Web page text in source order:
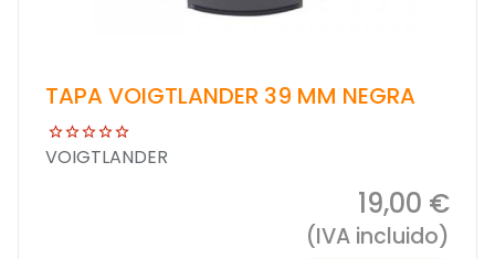
TAPA VOIGTLANDER 39 MM NEGRA
VOIGTLANDER
19,00 €
(IVA incluido)